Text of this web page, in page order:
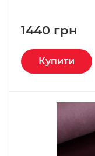
1440 грн
Купити